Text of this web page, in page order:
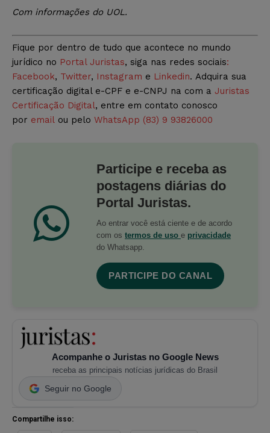
Com informações do UOL.
Fique por dentro de tudo que acontece no mundo
jurídico no Portal Juristas, siga nas redes sociais:
Facebook, Twitter, Instagram e Linkedin. Adquira sua
certificação digital e-CPF e e-CNPJ na com a Juristas
Certificação Digital, entre em contato conosco
por email ou pelo WhatsApp (83) 9 93826000
Participe e receba as
postagens diárias do
Portal Juristas.
Ao entrar você está ciente e de acordo
com os termos de uso e privacidade
do Whatsapp.
PARTICIPE DO CANAL
Acompanhe o Juristas no Google News
receba as principais notícias jurídicas do Brasil
Seguir no Google
Compartilhe isso: